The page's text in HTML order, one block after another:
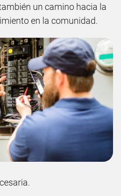
un camino hacia la
en la comunidad.